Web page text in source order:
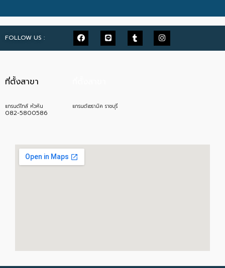
FOLLOW US :
ที่ตั้งสาขา
แกรนด์ไทล์ หัวหิน
082-5800586
แกรนด์เซรามิค ราชบุรี